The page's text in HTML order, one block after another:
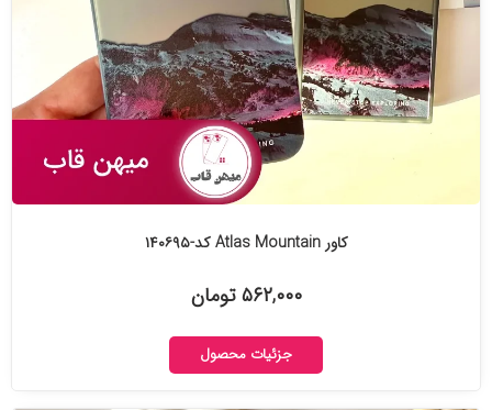
کاور Atlas Mountain کد-۱۴۰۶۹۵
۵۶۲,۰۰۰ تومان
جزئیات محصول